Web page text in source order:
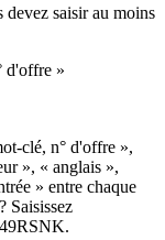
devez saisir au moins
d'offre »
clé, n° d'offre »,
», « anglais »,
» entre chaque
Saisissez